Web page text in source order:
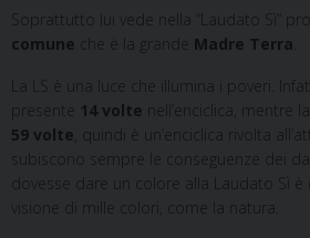
Soprattutto lui vede nella “Laudato Sì”
comune che è la grande Madre Terra
La LS è una luce che illumina i poveri.
presente
14 volte nell’enciclica, mentre
59 volte , quindi è un’enciclica rivolta
subiscono sempre le conseguenze dei
dovesse dare un colore alla Laudato Sì
visione di mille colori, come la natura.